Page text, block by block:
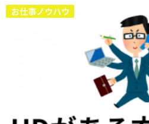
お仕事ノウハウ
障害別専門支援の就労移行支援サ
IT・Web制作スキルを身につける
メニューを